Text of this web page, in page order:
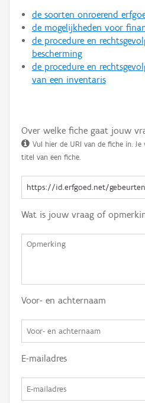
de soorten onroerend
de mogelijkheden voor
de procedure en
bescherming
de procedure en
van een inventaris
Over welke fiche gaat jouw
Vul hier de URI van de fiche in.
titel van een fiche.
Wat is jouw vraag of
Voor- en achternaam
E-mailadres